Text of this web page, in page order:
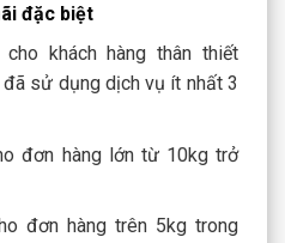
đặc biệt
khách hàng thân thiết
đã sử dụng dịch vụ ít nhất 3
đơn hàng lớn từ 10kg trở
đơn hàng trên 5kg trong